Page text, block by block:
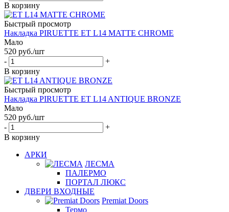
В корзину
Быстрый просмотр
Накладка PIRUETTE ET L14 MATTE CHROME
Мало
520 руб./шт
-
+
В корзину
Быстрый просмотр
Накладка PIRUETTE ET L14 ANTIQUE BRONZE
Мало
520 руб./шт
-
+
В корзину
АРКИ
ЛЕСМА
ПАЛЕРМО
ПОРТАЛ ЛЮКС
ДВЕРИ ВХОДНЫЕ
Premiat Doors
Термо